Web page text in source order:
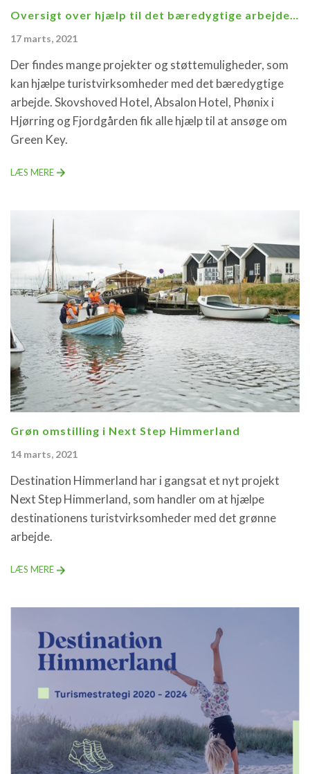
Oversigt over hjælp til det bæredygtige arbejde…
17 marts, 2021
Der findes mange projekter og støttemuligheder, som
kan hjælpe turistvirksomheder med det bæredygtige
arbejde. Skovshoved Hotel, Absalon Hotel, Phønix i
Hjørring og Fjordgården fik alle hjælp til at ansøge om
Green Key.
LÆS MERE
Grøn omstilling i Next Step Himmerland
14 marts, 2021
Destination Himmerland har i gangsat et nyt projekt
Next Step Himmerland, som handler om at hjælpe
destinationens turistvirksomheder med det grønne
arbejde.
LÆS MERE